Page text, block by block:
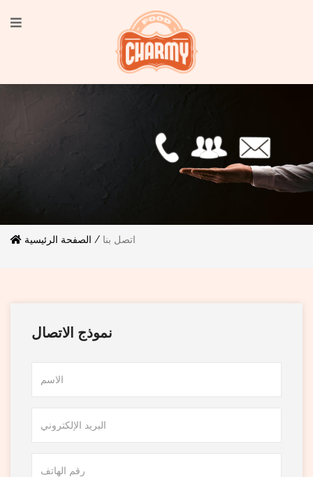
الصفحة الرئيسية / اتصل بنا
نموذج الاتصال